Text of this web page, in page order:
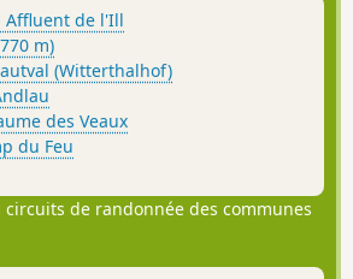
Affluent de l'Ill
m)
(Witterthalhof)
des Veaux
du Feu
circuits de randonnée des communes